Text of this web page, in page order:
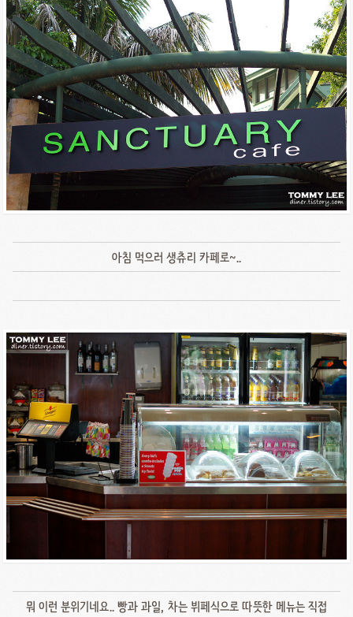
아침 먹으러 생츄리 카페로~..
뭐 이런 분위기네요.. 빵과 과일, 차는 뷔페식으로 따뜻한 메뉴는 직접